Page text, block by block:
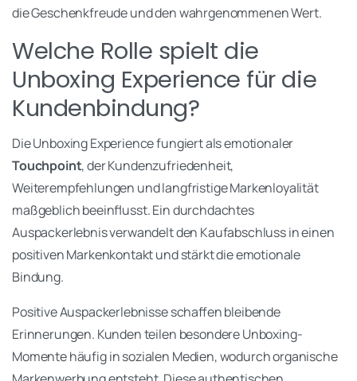
die Geschenkfreude und den wahrgenommenen Wert.
Welche Rolle spielt die
Unboxing Experience für die
Kundenbindung?
Die Unboxing Experience fungiert als emotionaler
Touchpoint, der Kundenzufriedenheit,
Weiterempfehlungen und langfristige Markenloyalität
maßgeblich beeinflusst. Ein durchdachtes
Auspackerlebnis verwandelt den Kaufabschluss in einen
positiven Markenkontakt und stärkt die emotionale
Bindung.
Positive Auspackerlebnisse schaffen bleibende
Erinnerungen. Kunden teilen besondere Unboxing-
Momente häufig in sozialen Medien, wodurch organische